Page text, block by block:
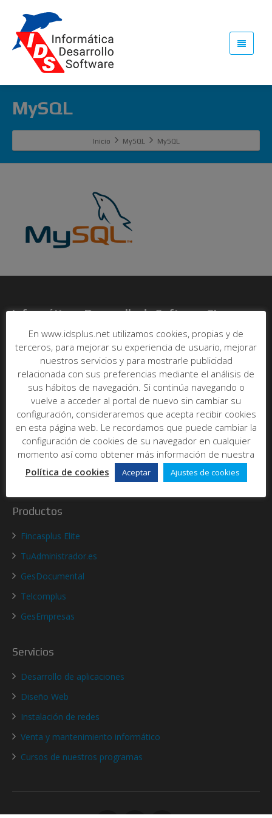
MySQL
Inicio MySQL MySQL
Informática y Desarrollo de Software SL
C/ Poeta Más y Ros, nº7, bajo
46021 - Valencia
Abrir en maps
Tel: 96 393 00 20
E-mail: info@idsplus.net
Acerca de nosotros
Quienes somos
Contacto
Productos
Fincasplus Elite
TuAdministrador.es
GesDocumental
Telcomplus
GesEmpresas
Servicios
Desarrollo de aplicaciones
Diseño Web
Instalación de redes
Venta y mantenimiento informático
Cursos de nuestros programas
En www.idsplus.net utilizamos cookies, propias y de
terceros, para mejorar su experiencia de usuario, mejorar
nuestros servicios y para mostrarle publicidad
relacionada con sus preferencias mediante el análisis de
sus hábitos de navegación. Si continúa navegando o
vuelve a acceder al portal de nuevo sin cambiar su
configuración, consideraremos que acepta recibir cookies
en esta página web. Le recordamos que puede cambiar la
configuración de cookies de su navegador en cualquier
momento así como obtener más información de nuestra
Política de cookies
Aceptar Ajustes de cookies